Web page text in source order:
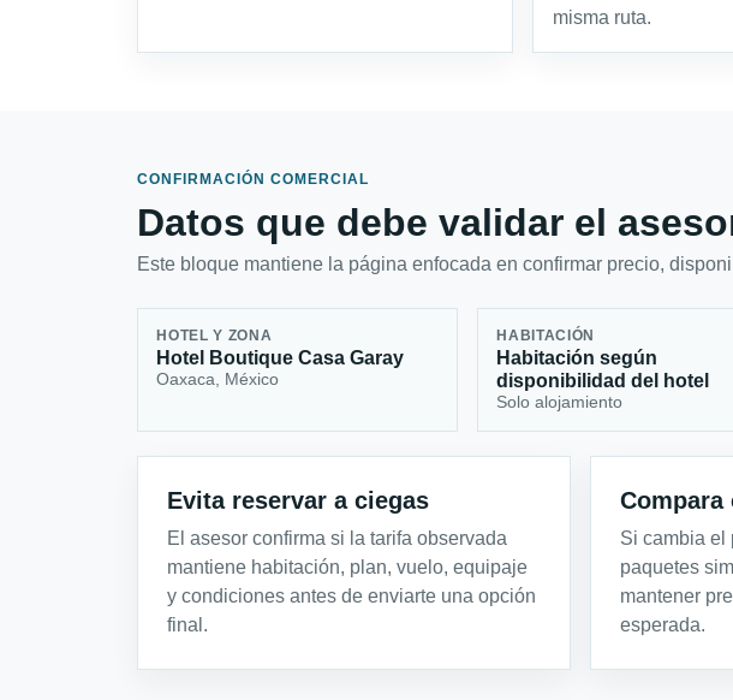
misma ruta.
CONFIRMACIÓN COMERCIAL
Datos que debe validar el
Este bloque mantiene la página enfocada en confirmar precio,
HOTEL Y ZONA
Hotel Boutique Casa Garay
Oaxaca, México
HABITACIÓN
Habitación según
disponibilidad del hotel
Solo alojamiento
Evita reservar a ciegas
El asesor confirma si la tarifa observada
mantiene habitación, plan, vuelo, equipaje
y condiciones antes de enviarte una opción
final.
Si cambia el
paquetes
mantener
esperada.